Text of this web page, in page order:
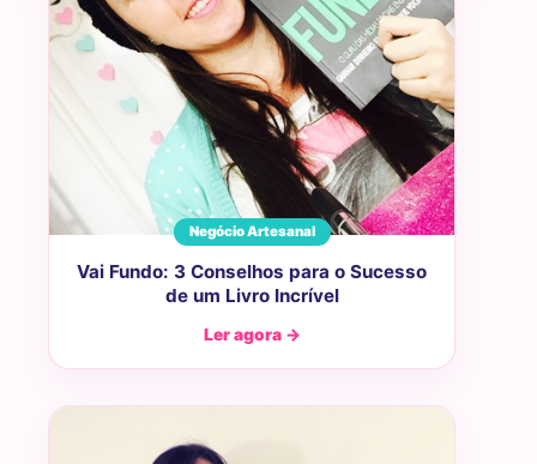
Negócio Artesanal
Vai Fundo: 3 Conselhos para o Sucesso
de um Livro Incrível
Ler agora →